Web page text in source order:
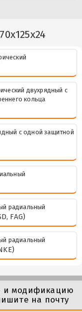
двухрядный с
кольца
с одной защитной
радиальный
FAG)
радиальный
и модификацию
на почту